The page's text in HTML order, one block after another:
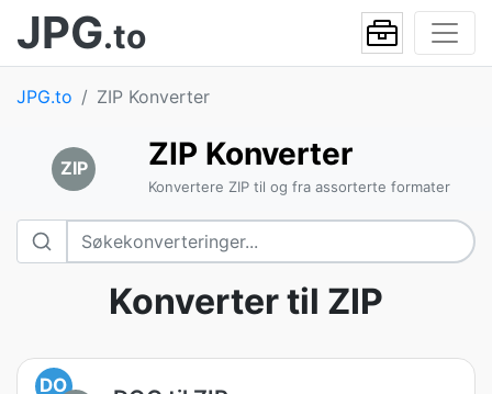
JPG.to
JPG.to ZIP Konverter
ZIP ZIP Konverter
Konvertere ZIP til og fra assorterte formater
Konverter til ZIP
DO